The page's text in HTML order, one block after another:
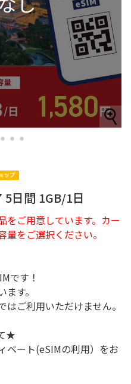
4 5 6
5日間 1GB/1日
をご用意しています。カー
量をご選択ください。
です！
す。
ご利用いただけません。
★
ベート(eSIMの利用）をお